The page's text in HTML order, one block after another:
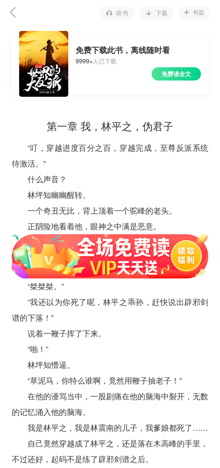
听书 下载 书架
免费下载此书，离线随时看
9999+人已下载
免费读全文
第一章 我，林平之，伪君子
“叮，穿越进度百分之百，穿越完成，至尊反派系统
待激活。”
什么声音？
林坪知幽幽醒转。
一个奇丑无比，背上顶着一个驼峰的老头。
正阴险地看着他，眼神之中满是恶意。
“桀桀桀。”
“我还以为你死了呢，林平之乖孙，赶快说出辟邪剑
谱的下落！”
说着一鞭子挥了下来。
“啪！”
林坪知懵逼。
“草泥马，你特么谁啊，竟然用鞭子抽老子！”
在他的谩骂当中，一股剧痛在他的脑海中裂开，无数
的记忆涌入他的脑海。
我是林平之，我是林震南的儿子，我爹娘都死了……
自己竟然穿越成了林平之，还是落在木高峰的手里，
不过还好，起码不是练了辟邪剑谱之后。